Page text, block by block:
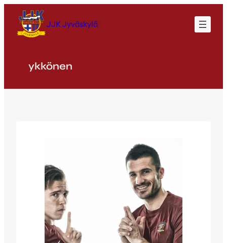
sisältöön
JJK Jyväskylä
ykkönen